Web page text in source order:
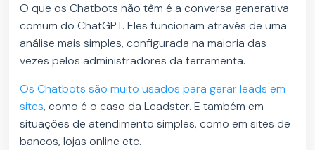
O que os Chatbots não têm é a conversa generativa
comum do ChatGPT. Eles funcionam através de uma
análise mais simples, configurada na maioria das
vezes pelos administradores da ferramenta.
Os Chatbots são muito usados para gerar leads em
sites, como é o caso da Leadster. E também em
situações de atendimento simples, como em sites de
bancos, lojas online etc.